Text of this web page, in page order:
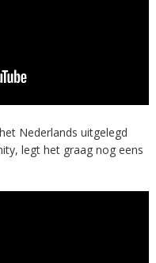
Nederlands uitgelegd
legt het graag nog eens